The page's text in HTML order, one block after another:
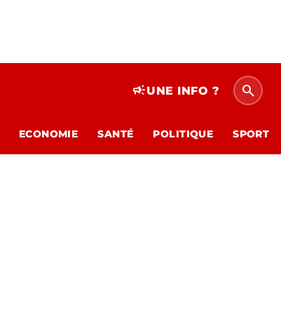
campaignUNE INFO ? search
ECONOMIE SANTÉ POLITIQUE SPORT